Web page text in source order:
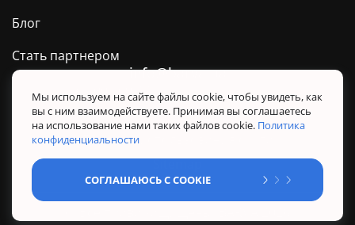
Блог
Стать партнером
0 800 509 278
Техподдержка ТМ BARVA
Политика конфиденциальности
Правила использования сайта
Sitemap
info@barva.ua
Мы используем на сайте файлы cookie, чтобы увидеть, как
вы с ним взаимодействуете. Принимая вы соглашаетесь
на использование нами таких файлов cookie. Политика
конфиденциальности
СОГЛАШАЮСЬ С COOKIE